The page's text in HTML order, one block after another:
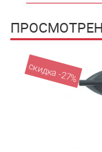
скидка -27%